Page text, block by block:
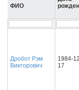
ФИО
Дробот Рэм
Викторович
1984-
17